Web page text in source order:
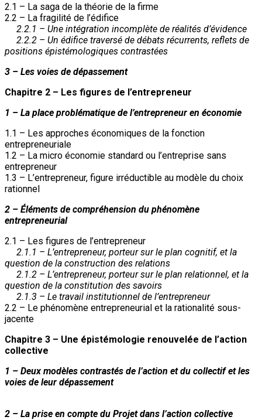
2.1 – La saga de la théorie de la firme
2.2 – La fragilité de l’édifice
2.2.1 – Une intégration incomplète de réalités d’évidence
2.2.2 – Un édifice traversé de débats récurrents, reflets de
positions épistémologiques contrastées
3 – Les voies de dépassement
Chapitre 2 – Les figures de l’entrepreneur
1 – La place problématique de l’entrepreneur en économie
1.1 – Les approches économiques de la fonction
entrepreneuriale
1.2 – La micro économie standard ou l’entreprise sans
entrepreneur
1.3 – L’entrepreneur, figure irréductible au modèle du choix
rationnel
2 – Éléments de compréhension du phénomène
entrepreneurial
2.1 – Les figures de l’entrepreneur
2.1.1 – L’entrepreneur, porteur sur le plan cognitif, et la
question de la construction des relations
2.1.2 – L’entrepreneur, porteur sur le plan relationnel, et la
question de la constitution des savoirs
2.1.3 – Le travail institutionnel de l’entrepreneur
2.2 – Le phénomène entrepreneurial et la rationalité sous-
jacente
Chapitre 3 – Une épistémologie renouvelée de l’action
collective
1 – Deux modèles contrastés de l’action et du collectif et les
voies de leur dépassement
2 – La prise en compte du Projet dans l’action collective